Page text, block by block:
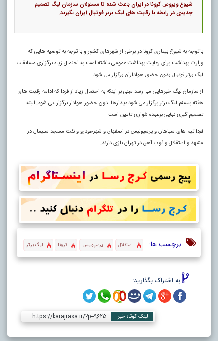
شیوع ویروس کرونا در ایران باعث شده تا مسئولان سازمان لیگ تصمیم
جدیدی در رابطه با رقابت های لیگ برتر فوتبال ایران بگیرند.
با توجه به شیوع بیماری کرونا در برخی از شهرهای کشور و با توجه به توصیه هایی که
وزارت بهداشت برای رعایت بهداشت عمومی داشته است به احتمال زیاد برگزاری مسابقات
لیگ برتر فوتبال بدون حضور هواداران برگزار می شود.
از سازمان لیگ خبرهایی می رسد مبنی بر اینکه به احتمال زیاد از فردا که ادامه رقابت های
هفته بیستم لیگ برتر برگزار می شود دیدارها بدون حضور هوادار برگزار می شود. البته
تصمیم گیری نهایی برعهده شواری تامین است.
فردا تیم های سپاهان و پرسپولیس در اصفهان و شهرخودرو و نفت مسجد سلیمان در
مشهد و استقلال و ذوب آهن در تهران بازی دارند.
برچسب ها: استقلال پرسپولیس کرونا لیگ برتر
به اشتراک بگذارید:
لینک کوتاه خبر: https://karajrasa.ir/?p=9625